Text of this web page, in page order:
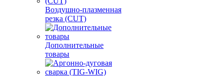
Воздушно-плазменная
резка (CUT)
Дополнительные
товары